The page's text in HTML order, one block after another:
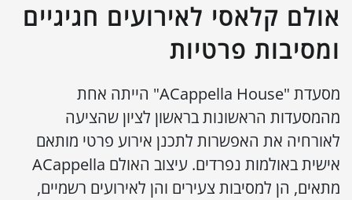
אולם קלאסי לאירועים חגיגיים
ומסיבות פרטיות
מסעדת "ACappella House" הייתה אחת
מהמסעדות הראשונות בראשון לציון שהציעה
לאורחיה את האפשרות לתכנן אירוע פרטי מותאם
אישית באולמות נפרדים. עיצוב האולם ACappella
מתאים, הן למסיבות צעירים והן לאירועים רשמיים,